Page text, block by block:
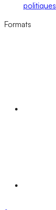
politiques
Formats